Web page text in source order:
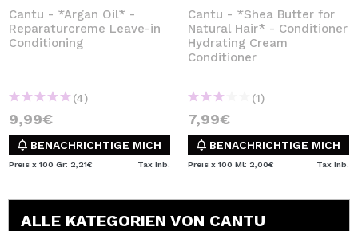
Cantu - *Argan Oil* -
Reparaturcreme Leave-in
Conditioning
(4)
9,99€
BENACHRICHTIGE MICH
Preis x 100 Gr: 2,21€ Tax Inb.
Cantu - *Shea Butter for
Natural Hair* - Conditioner
Hydrating Cream
Conditioner
(1)
7,99€
BENACHRICHTIGE MICH
Preis x 100 Ml: 2,00€ Tax Inb.
ALLE KATEGORIEN VON CANTU